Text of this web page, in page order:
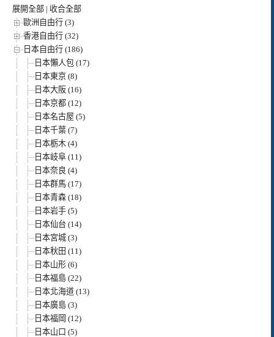
展開全部 | 收合全部
歐洲自由行 (3)
香港自由行 (32)
日本自由行 (186)
日本懶人包 (17)
日本東京 (8)
日本大阪 (16)
日本京都 (12)
日本名古屋 (5)
日本千葉 (7)
日本栃木 (4)
日本岐阜 (11)
日本奈良 (4)
日本群馬 (17)
日本青森 (18)
日本岩手 (5)
日本仙台 (14)
日本宮城 (3)
日本秋田 (11)
日本山形 (6)
日本福島 (22)
日本北海道 (13)
日本廣島 (3)
日本福岡 (12)
日本山口 (5)